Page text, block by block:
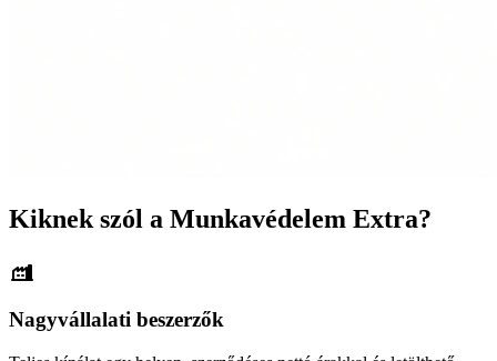
Kiknek szól a Munkavédelem Extra?
Nagyvállalati beszerzők